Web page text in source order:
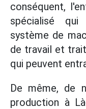
conséquent,
spécialisé qui
système de
de travail et
qui peuvent
De même, de
production à